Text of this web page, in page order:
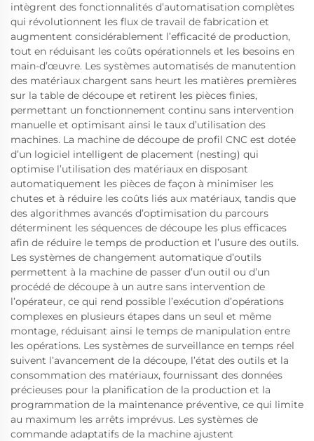
intègrent des fonctionnalités d’automatisation complètes
qui révolutionnent les flux de travail de fabrication et
augmentent considérablement l’efficacité de production,
tout en réduisant les coûts opérationnels et les besoins en
main-d’œuvre. Les systèmes automatisés de manutention
des matériaux chargent sans heurt les matières premières
sur la table de découpe et retirent les pièces finies,
permettant un fonctionnement continu sans intervention
manuelle et optimisant ainsi le taux d’utilisation des
machines. La machine de découpe de profil CNC est dotée
d’un logiciel intelligent de placement (nesting) qui
optimise l’utilisation des matériaux en disposant
automatiquement les pièces de façon à minimiser les
chutes et à réduire les coûts liés aux matériaux, tandis que
des algorithmes avancés d’optimisation du parcours
déterminent les séquences de découpe les plus efficaces
afin de réduire le temps de production et l’usure des outils.
Les systèmes de changement automatique d’outils
permettent à la machine de passer d’un outil ou d’un
procédé de découpe à un autre sans intervention de
l’opérateur, ce qui rend possible l’exécution d’opérations
complexes en plusieurs étapes dans un seul et même
montage, réduisant ainsi le temps de manipulation entre
les opérations. Les systèmes de surveillance en temps réel
suivent l’avancement de la découpe, l’état des outils et la
consommation des matériaux, fournissant des données
précieuses pour la planification de la production et la
programmation de la maintenance préventive, ce qui limite
au maximum les arrêts imprévus. Les systèmes de
commande adaptatifs de la machine ajustent